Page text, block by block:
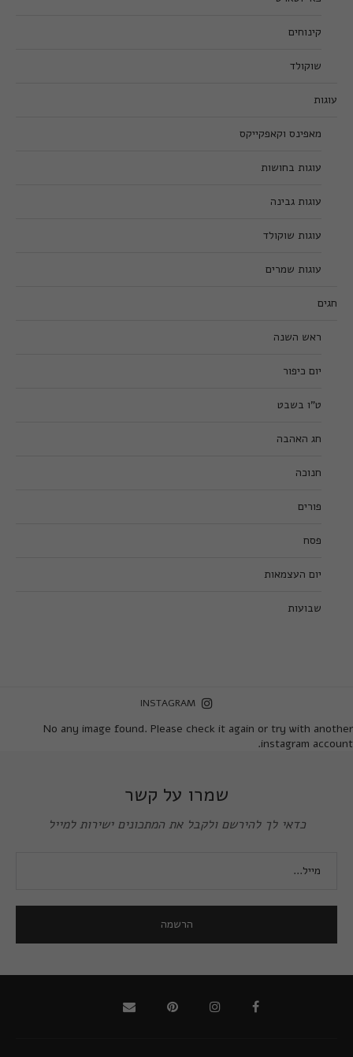
קינוחים
שוקולד
עוגות
מאפינס וקאפקייקס
עוגות בחושות
עוגות גבינה
עוגות שוקולד
עוגות שמרים
חגים
ראש השנה
יום כיפור
ט”ו בשבט
חג האהבה
חנוכה
פורים
פסח
יום העצמאות
שבועות
INSTAGRAM
No any image found. Please check it again or try with another
instagram account.
שמרו על קשר
כדאי לך להירשם ולקבל את המתכונים ישירות למייל